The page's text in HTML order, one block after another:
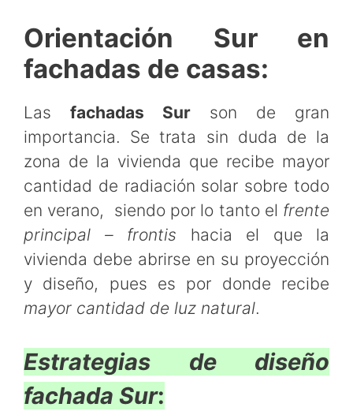
Orientación Sur en
fachadas de casas:
Las fachadas Sur son de gran
importancia. Se trata sin duda de la
zona de la vivienda que recibe mayor
cantidad de radiación solar sobre todo
en verano, siendo por lo tanto el frente
principal – frontis hacia el que la
vivienda debe abrirse en su proyección
y diseño, pues es por donde recibe
mayor cantidad de luz natural.
Estrategias de diseño
fachada Sur: